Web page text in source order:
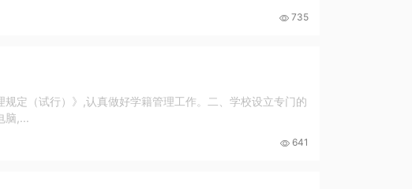
735
定（试行）》,认真做好学籍管理工作。二、学校设立专门的
脑,...
641